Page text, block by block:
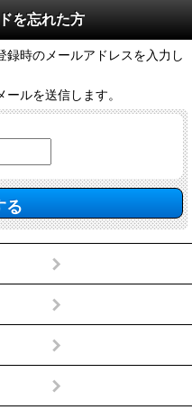
を忘れた方
時のメールアドレスを入力し
ルを送信します。